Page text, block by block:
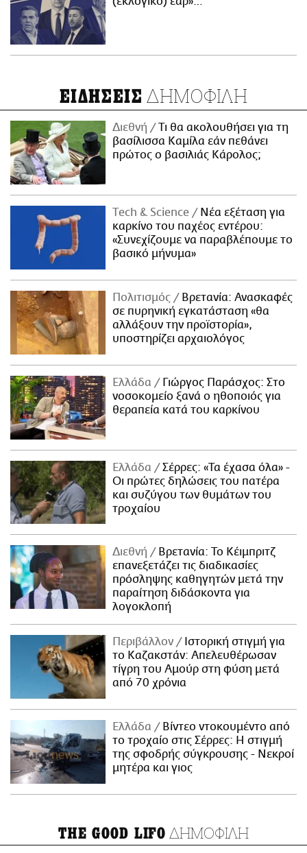
ΕΙΔΗΣΕΙΣ ΔΗΜΟΦΙΛΗ
Διεθνή
Τι θα ακολουθήσει για τη
βασίλισσα Καμίλα εάν πεθάνει
πρώτος ο βασιλιάς Κάρολος;
Τech & Science
Νέα εξέταση για
καρκίνο του παχέος εντέρου:
«Συνεχίζουμε να παραβλέπουμε το
βασικό μήνυμα»
Πολιτισμός
Βρετανία: Ανασκαφές
σε πυρηνική εγκατάσταση «θα
αλλάξουν την προϊστορία»,
υποστηρίζει αρχαιολόγος
Ελλάδα
Γιώργος Παράσχος: Στο
νοσοκομείο ξανά ο ηθοποιός για
θεραπεία κατά του καρκίνου
Ελλάδα
Σέρρες: «Τα έχασα όλα» -
Οι πρώτες δηλώσεις του πατέρα
και συζύγου των θυμάτων του
τροχαίου
Διεθνή
Βρετανία: Το Κέιμπριτζ
επανεξετάζει τις διαδικασίες
πρόσληψης καθηγητών μετά την
παραίτηση διδάσκοντα για
λογοκλοπή
Περιβάλλον
Ιστορική στιγμή για
το Καζακστάν: Απελευθέρωσαν
τίγρη του Αμούρ στη φύση μετά
από 70 χρόνια
Ελλάδα
Βίντεο ντοκουμέντο από
το τροχαίο στις Σέρρες: Η στιγμή
της σφοδρής σύγκρουσης - Νεκροί
μητέρα και γιος
THE GOOD LIFO ΔΗΜΟΦΙΛΗ